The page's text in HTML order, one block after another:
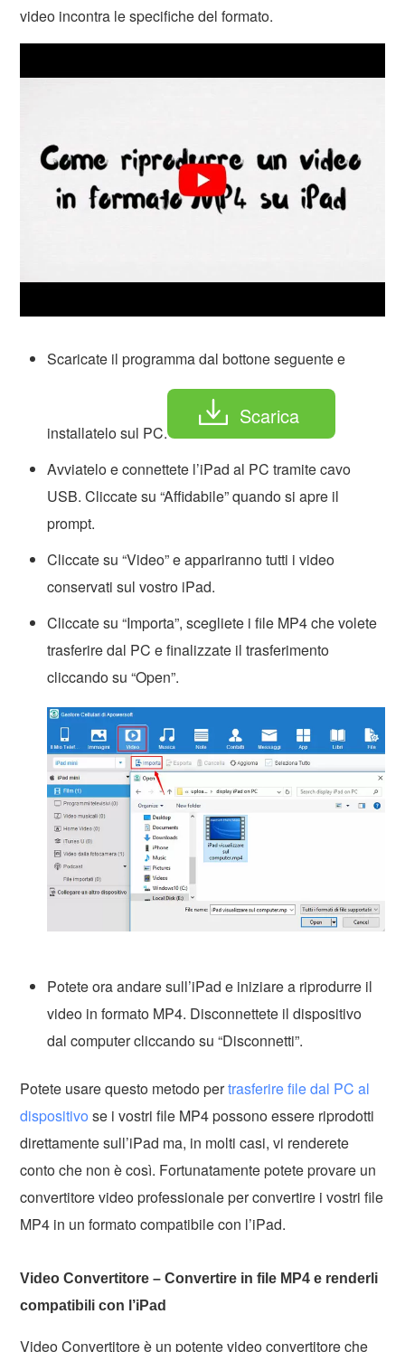
video incontra le specifiche del formato.
Scaricate il programma dal bottone seguente e
installatelo sul PC.
Scarica
Avviatelo e connettete l’iPad al PC tramite cavo
USB. Cliccate su “Affidabile” quando si apre il
prompt.
Cliccate su “Video” e appariranno tutti i video
conservati sul vostro iPad.
Cliccate su “Importa”, scegliete i file MP4 che volete
trasferire dal PC e finalizzate il trasferimento
cliccando su “Open”.
Potete ora andare sull’iPad e iniziare a riprodurre il
video in formato MP4. Disconnettete il dispositivo
dal computer cliccando su “Disconnetti”.
Potete usare questo metodo pertrasferire file dal PC al
dispositivo se i vostri file MP4 possono essere riprodotti
direttamente sull’iPad ma, in molti casi, vi renderete
conto che non è così. Fortunatamente potete provare un
convertitore video professionale per convertire i vostri file
MP4 in un formato compatibile con l’iPad.
Video Convertitore – Convertire in file MP4 e renderli
compatibili con l’iPad
Video Convertitore è un potente video convertitore che